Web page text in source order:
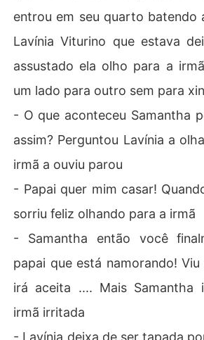
entrou em seu quarto batendo
Lavínia Viturino que estava
assustado ela olho para a
um lado para outro sem para
- O que aconteceu Samantha
assim? Perguntou Lavínia a
irmã a ouviu parou
- Papai quer mim casar!
sorriu feliz olhando para a irmã
- Samantha então você
papai que está namorando!
irá aceita .... Mais Samantha
irmã irritada
- Lavínia deixa de ser tapada